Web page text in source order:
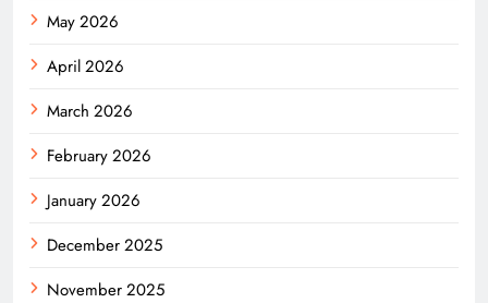
May 2026
April 2026
March 2026
February 2026
January 2026
December 2025
November 2025